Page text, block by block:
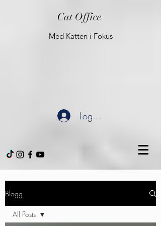
Cat Office
Med Katten i Fokus
Logg inn
Blogg
All Posts